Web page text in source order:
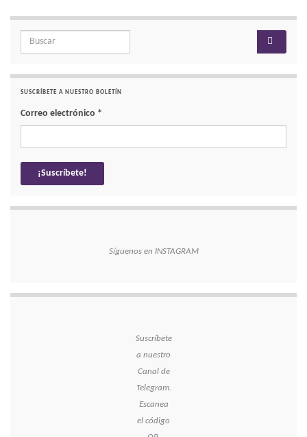
Search for:
SUSCRÍBETE A NUESTRO BOLETÍN
Correo electrónico *
Síguenos en INSTAGRAM
Suscríbete
a nuestro
Canal de
Telegram.
Escanea
el código